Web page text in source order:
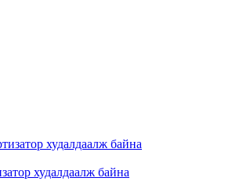
худалдаалж байна